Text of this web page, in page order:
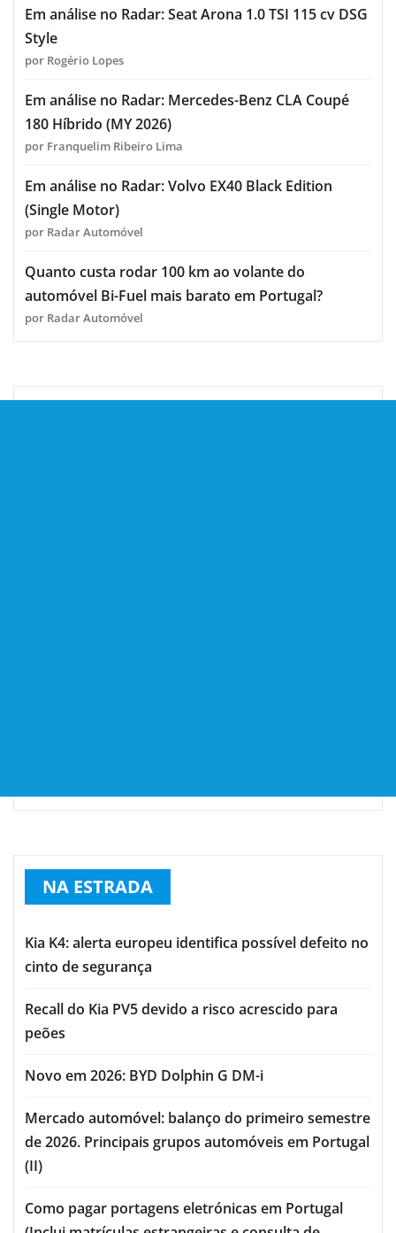
Em análise no Radar: Seat Arona 1.0 TSI 115 cv DSG
Style
por Rogério Lopes
Em análise no Radar: Mercedes-Benz CLA Coupé
180 Híbrido (MY 2026)
por Franquelim Ribeiro Lima
Em análise no Radar: Volvo EX40 Black Edition
(Single Motor)
por Radar Automóvel
Quanto custa rodar 100 km ao volante do
automóvel Bi-Fuel mais barato em Portugal?
por Radar Automóvel
NA ESTRADA
Kia K4: alerta europeu identifica possível defeito no
cinto de segurança
Recall do Kia PV5 devido a risco acrescido para
peões
Novo em 2026: BYD Dolphin G DM-i
Mercado automóvel: balanço do primeiro semestre
de 2026. Principais grupos automóveis em Portugal
(II)
Como pagar portagens eletrónicas em Portugal